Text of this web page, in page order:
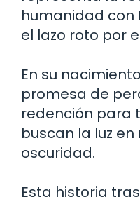
humanidad con
el lazo roto por
En su
promesa de
redención para
buscan la luz
oscuridad.
Esta historia